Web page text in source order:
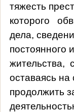
тяжесть
которого
дела,
постоянного
жительства,
оставаясь на
продолжить